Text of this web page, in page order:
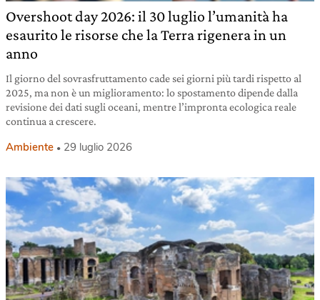
Overshoot day 2026: il 30 luglio l’umanità ha
esaurito le risorse che la Terra rigenera in un
anno
Il giorno del sovrasfruttamento cade sei giorni più tardi rispetto al
2025, ma non è un miglioramento: lo spostamento dipende dalla
revisione dei dati sugli oceani, mentre l’impronta ecologica reale
continua a crescere.
Ambiente 29 luglio 2026